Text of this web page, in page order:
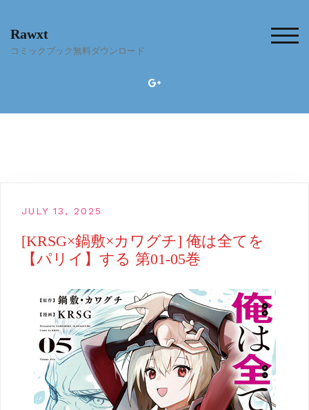
content
Rawxt
コミックブック無料ダウンロード
JULY 13, 2025
[KRSG×鍋敷×カワグチ] 俺は全てを
【パリイ】する 第01-05巻